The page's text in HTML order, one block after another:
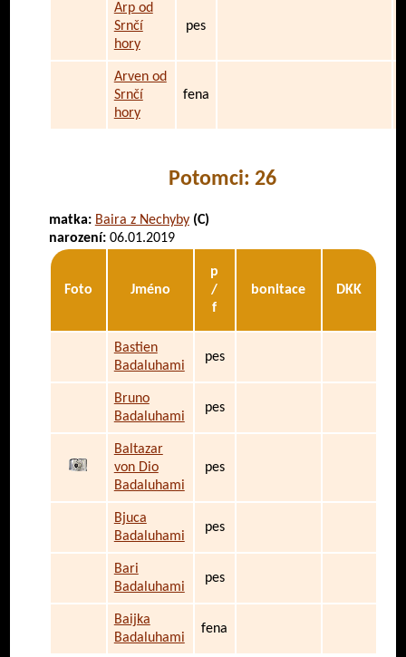
Arp od
Srnčí
hory
pes
Arven od
Srnčí
hory
fena
Potomci: 26
matka: Baira z Nechyby (C)
narození: 06.01.2019
Foto Jméno
p
/
f
bonitace DKK
Bastien
Badaluhami
pes
Bruno
Badaluhami
pes
Baltazar
von Dio
Badaluhami
pes
Bjuca
Badaluhami
pes
Bari
Badaluhami
pes
Baijka
Badaluhami
fena